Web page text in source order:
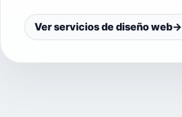
Ver servicios de diseño web→